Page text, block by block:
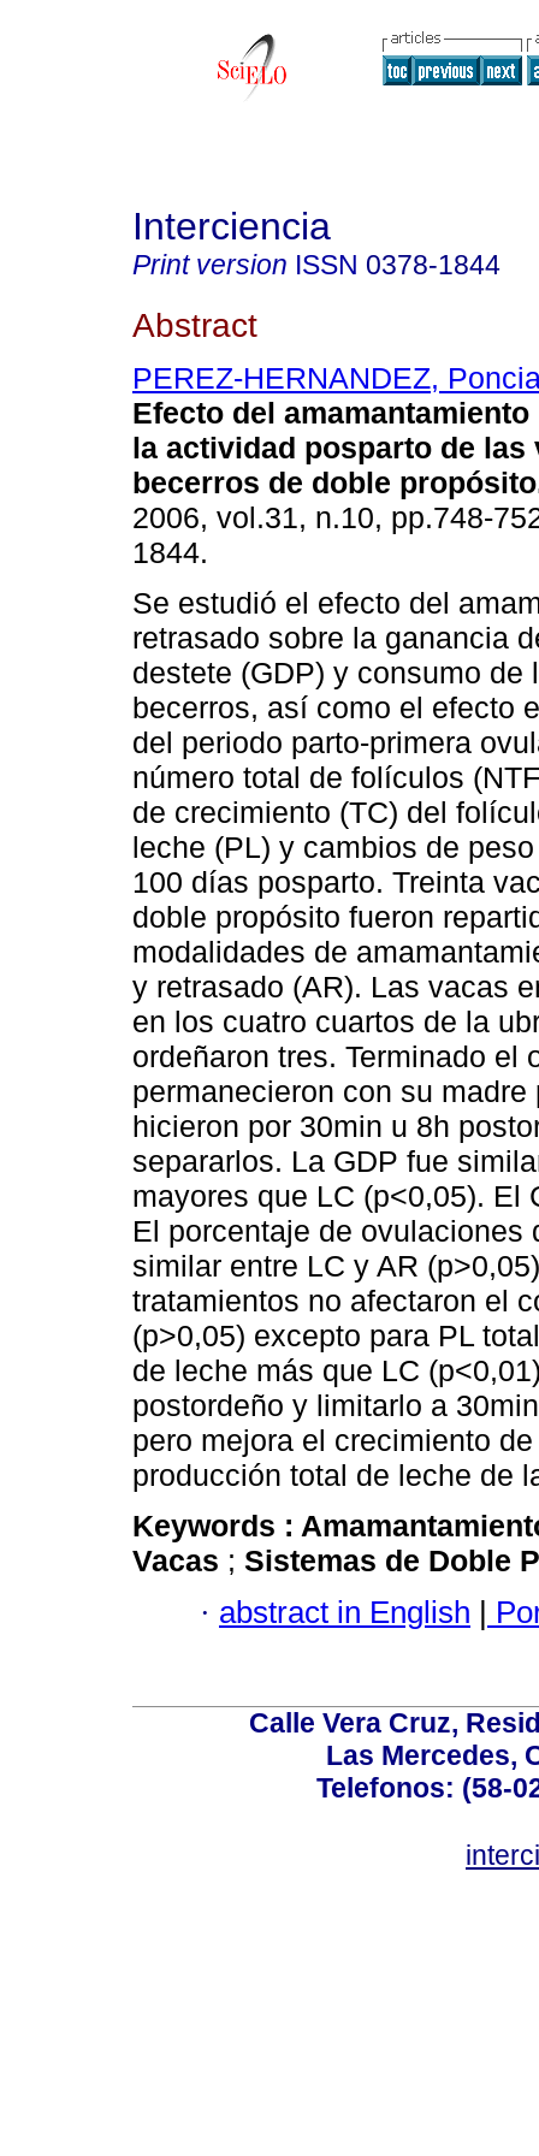
Interciencia
Print version ISSN 0378-1844
Abstract
PEREZ-HERNANDEZ,
Efecto del
la actividad posparto de las
becerros de doble propósito
2006, vol.31, n.10, pp.748-
1844.
Se estudió el efecto del
retrasado sobre la ganancia
destete (GDP) y consumo de
becerros, así como el efecto
del periodo parto-primera
número total de folículos
de crecimiento (TC) del
leche (PL) y cambios de
100 días posparto. Treinta
doble propósito fueron
modalidades de
y retrasado (AR). Las vacas
en los cuatro cuartos de la
ordeñaron tres. Terminado el
permanecieron con su
hicieron por 30min u 8h
separarlos. La GDP fue
mayores que LC (p<0,05). El
El porcentaje de
similar entre LC y AR
tratamientos no afectaron el
(p>0,05) excepto para PL
de leche más que LC
postordeño y limitarlo a
pero mejora el crecimiento
producción total de leche de
Keywords :
Vacas ; Sistemas de Doble
· abstract in English |
Calle Vera Cruz,
Las Mercedes,
Telefonos: (58-